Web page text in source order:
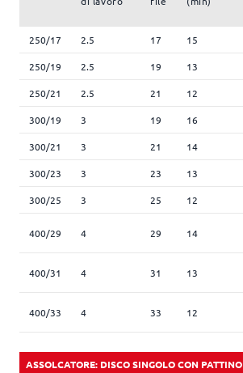
250/17
2.5 17 15
250/19 2.5 19 13
250/21 2.5 21 12
300/19 3 19 16
300/21 3 21 14
300/23 3 23 13
300/25 3 25 12
400/29 4 29 14
400/31 4 31 13
400/33 4 33 12
ASSOLCATORE: DISCO SINGOLO CON PATTINO